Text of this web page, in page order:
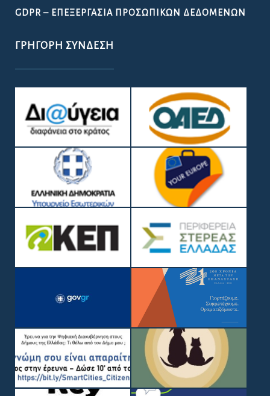
GDPR – ΕΠΕΞΕΡΓΑΣΙΑ ΠΡΟΣΩΠΙΚΩΝ ΔΕΔΟΜΕΝΩΝ
ΓΡΉΓΟΡΗ ΣΎΝΔΕΣΗ